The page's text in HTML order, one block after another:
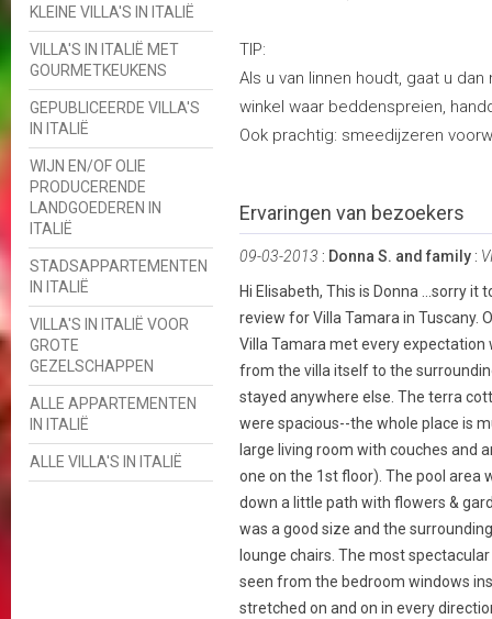
KLEINE VILLA'S IN ITALIË
VILLA'S IN ITALIË MET
GOURMETKEUKENS
GEPUBLICEERDE VILLA'S
IN ITALIË
WIJN EN/OF OLIE
PRODUCERENDE
LANDGOEDEREN IN
ITALIË
STADSAPPARTEMENTEN
IN ITALIË
VILLA'S IN ITALIË VOOR
GROTE
GEZELSCHAPPEN
ALLE APPARTEMENTEN
IN ITALIË
ALLE VILLA'S IN ITALIË
TIP:
Als u van linnen houdt, gaat u
winkel waar beddenspreien,
Ook prachtig: smeedijzeren
Ervaringen van bezoekers
09-03-2013 : Donna S. and family :
Hi Elisabeth, This is Donna ...sorry
review for Villa Tamara in Tuscany.
Villa Tamara met every
from the villa itself to the
stayed anywhere else. The terra
were spacious--the whole place is
large living room with couches and
one on the 1st floor). The pool area
down a little path with flowers &
was a good size and the
lounge chairs. The most
seen from the bedroom windows
stretched on and on in every